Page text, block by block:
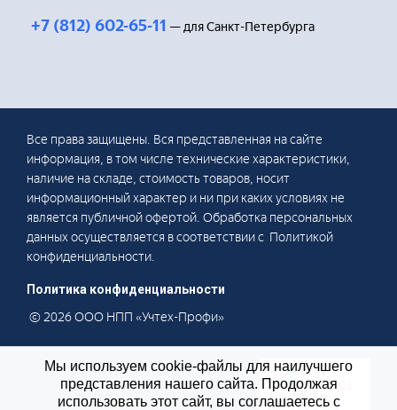
+7 (812) 602-65-11 — для Санкт-Петербурга
Все права защищены. Вся представленная на сайте
информация, в том числе технические характеристики,
наличие на складе, стоимость товаров, носит
информационный характер и ни при каких условиях не
является публичной офертой. Обработка персональных
данных осуществляется в соответствии с Политикой
конфиденциальности.
Политика конфиденциальности
© 2026 ООО НПП «Учтех-Профи»
Мы используем cookie-файлы для наилучшего
представления нашего сайта. Продолжая
использовать этот сайт, вы соглашаетесь с